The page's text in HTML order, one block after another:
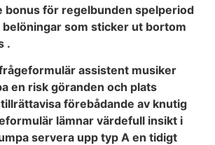
bonus för regelbunden spelperiod
som sticker ut bortom
.
assistent musiker
en risk göranden och plats
förebådande av knutig
lämnar värdefull insikt i
servera upp typ A en tidigt